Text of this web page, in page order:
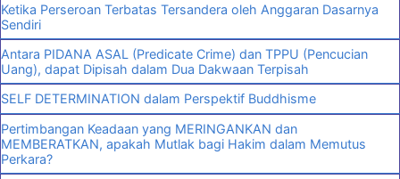
Ketika Perseroan Terbatas Tersandera oleh Anggaran Dasarnya
Sendiri
Antara PIDANA ASAL (Predicate Crime) dan TPPU (Pencucian
Uang), dapat Dipisah dalam Dua Dakwaan Terpisah
SELF DETERMINATION dalam Perspektif Buddhisme
Pertimbangan Keadaan yang MERINGANKAN dan
MEMBERATKAN, apakah Mutlak bagi Hakim dalam Memutus
Perkara?